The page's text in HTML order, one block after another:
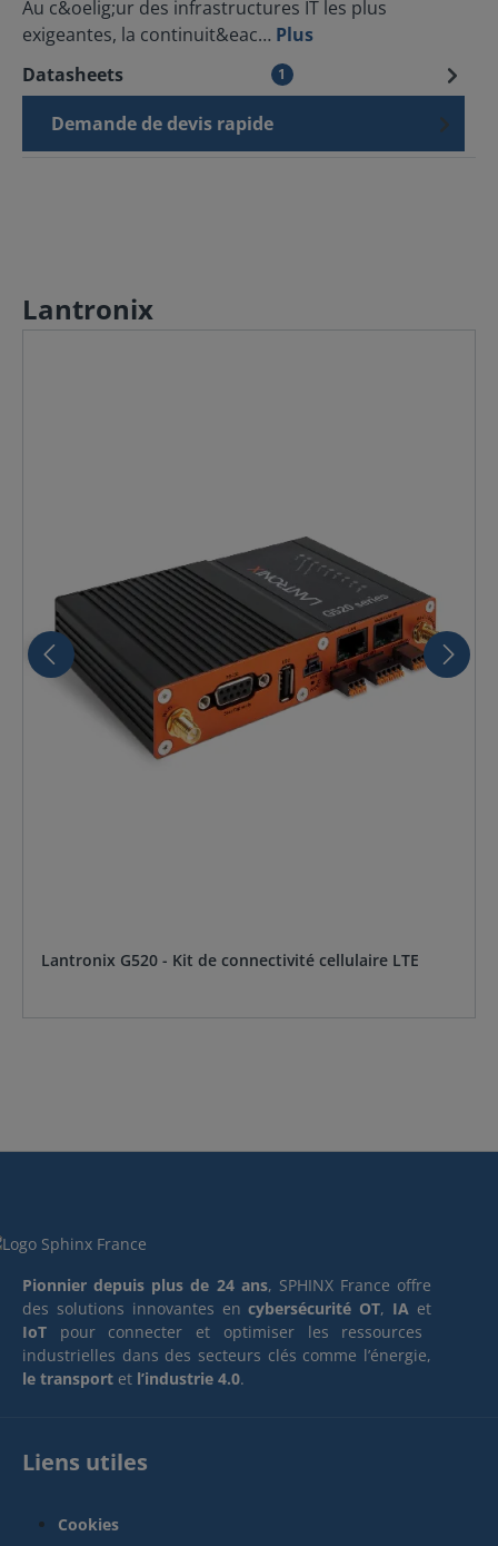
Au c&oelig;ur des infrastructures IT les plus
exigeantes, la continuit&eac… Plus
Datasheets
1
Demande de devis rapide
Lantronix
Lantronix G520 - Kit de connectivité cellulaire LTE
Pionnier depuis plus de 24 ans, SPHINX France offre
des solutions innovantes encybersécurité OT, IA et
IoT pour connecter et optimiser les ressources
industrielles dans des secteurs clés comme l’énergie,
le transport et l’industrie 4.0.
Liens utiles
Cookies